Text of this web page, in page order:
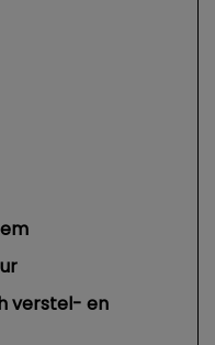
verstel- en